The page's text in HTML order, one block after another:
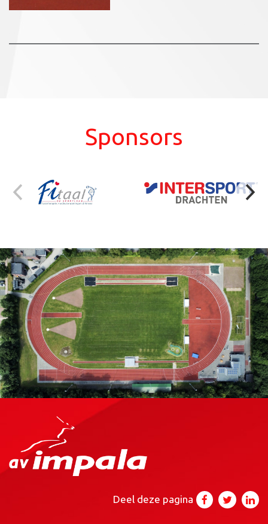
Sponsors
Deel deze pagina